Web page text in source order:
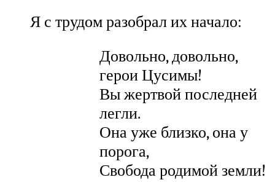
Я с трудом разобрал их начало:
Довольно, довольно,
герои Цусимы!
Вы жертвой последней
легли.
Она уже близко, она у
порога,
Свобода родимой земли!